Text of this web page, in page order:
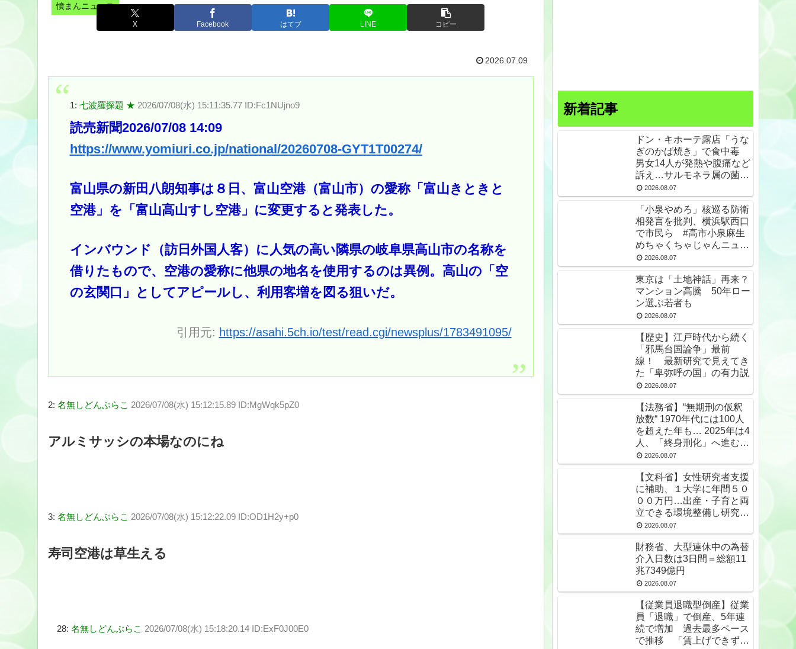
憤まんニュース
X Facebook はてブ LINE コピー
2026.07.09
1: 七波羅探題 ★ 2026/07/08(水) 15:11:35.77 ID:Fc1NUjno9
読売新聞2026/07/08 14:09
https://www.yomiuri.co.jp/national/20260708-GYT1T00274/
富山県の新田八朗知事は８日、富山空港（富山市）の愛称「富山きときと
空港」を「富山高山すし空港」に変更すると発表した。
インバウンド（訪日外国人客）に人気の高い隣県の岐阜県高山市の名称を
借りたもので、空港の愛称に他県の地名を使用するのは異例。高山の「空
の玄関口」としてアピールし、利用客増を図る狙いだ。
引用元: https://asahi.5ch.io/test/read.cgi/newsplus/1783491095/
2: 名無しどんぶらこ 2026/07/08(水) 15:12:15.89 ID:MgWqk5pZ0
アルミサッシの本場なのにね
3: 名無しどんぶらこ 2026/07/08(水) 15:12:22.09 ID:OD1H2y+p0
寿司空港は草生える
28: 名無しどんぶらこ 2026/07/08(水) 15:18:20.14 ID:ExF0J00E0
新着記事
ドン・キホーテ露店「うな
ぎのかば焼き」で食中毒
男女14人が発熱や腹痛など
訴え…サルモネラ属の菌検
出2026.08.07
「小泉やめろ」核巡る防衛
相発言を批判、横浜駅西口
で市民ら #高市小泉麻生
めちゃくちゃじゃんニュー
スdeプロテスト
2026.08.07
東京は「土地神話」再来？
マンション高騰 50年ロー
ン選ぶ若者も
2026.08.07
【歴史】江戸時代から続く
「邪馬台国論争」最前
線！ 最新研究で見えてき
た「卑弥呼の国」の有力説
2026.08.07
【法務省】“無期刑の仮釈
放数“ 1970年代には100人
を超えた年も… 2025年は4
人、「終身刑化」へ進む
無期受刑者は24年末で
1650人★2
2026.08.07
【文科省】女性研究者支援
に補助、１大学に年間５０
００万円…出産・子育と両
立できる環境整備し研究力
底上げ
2026.08.07
財務省、大型連休中の為替
介入日数は3日間＝総額11
兆7349億円
2026.08.07
【従業員退職型倒産】従業
員「退職」で倒産、5年連
続で増加 過去最多ペース
で推移 「賃上げできず」